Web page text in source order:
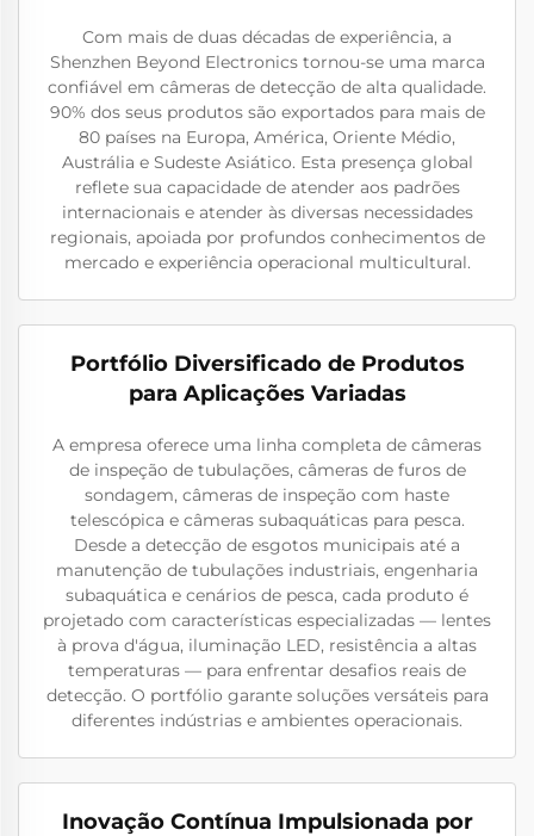
Com mais de duas décadas de experiência, a
Shenzhen Beyond Electronics tornou-se uma marca
confiável em câmeras de detecção de alta qualidade.
90% dos seus produtos são exportados para mais de
80 países na Europa, América, Oriente Médio,
Austrália e Sudeste Asiático. Esta presença global
reflete sua capacidade de atender aos padrões
internacionais e atender às diversas necessidades
regionais, apoiada por profundos conhecimentos de
mercado e experiência operacional multicultural.
Portfólio Diversificado de Produtos
para Aplicações Variadas
A empresa oferece uma linha completa de câmeras
de inspeção de tubulações, câmeras de furos de
sondagem, câmeras de inspeção com haste
telescópica e câmeras subaquáticas para pesca.
Desde a detecção de esgotos municipais até a
manutenção de tubulações industriais, engenharia
subaquática e cenários de pesca, cada produto é
projetado com características especializadas — lentes
à prova d'água, iluminação LED, resistência a altas
temperaturas — para enfrentar desafios reais de
detecção. O portfólio garante soluções versáteis para
diferentes indústrias e ambientes operacionais.
Inovação Contínua Impulsionada por